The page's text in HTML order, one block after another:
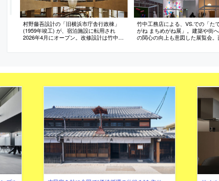
村野藤吾設計の「旧横浜市庁舎行政棟」
(1959年竣工) が、宿泊施設に転用され
2026年4月にオープン。改修設計は竹中工
本設計と監修を成瀬・猪熊建築設計事務
竹中工務店による、VS.での「た
がね まちめがね展」。建築や街
の関心の向上も意図した展覧会。
し、“縮尺：スケール”を切口とす